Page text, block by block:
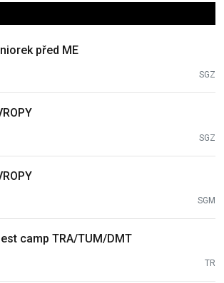
před ME
SGZ
SGZ
SGM
camp TRA/TUM/DMT
TR